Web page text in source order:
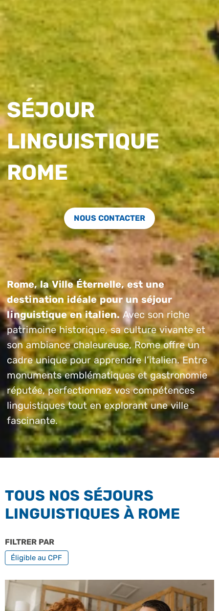
SÉJOUR
LINGUISTIQUE
ROME
NOUS CONTACTER
Rome, la Ville Éternelle, est une
destination idéale pour un séjour
linguistique en italien. Avec son riche
patrimoine historique, sa culture vivante et
son ambiance chaleureuse, Rome offre un
cadre unique pour apprendre l’italien. Entre
monuments emblématiques et gastronomie
réputée, perfectionnez vos compétences
linguistiques tout en explorant une ville
fascinante.
TOUS NOS SÉJOURS
LINGUISTIQUES À ROME
FILTRER PAR
Éligible au CPF